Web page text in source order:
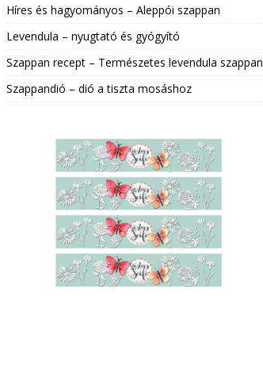
Híres és hagyományos – Aleppói szappan
Levendula – nyugtató és gyógyító
Szappan recept – Természetes levendula szappan
Szappandió – dió a tiszta mosáshoz